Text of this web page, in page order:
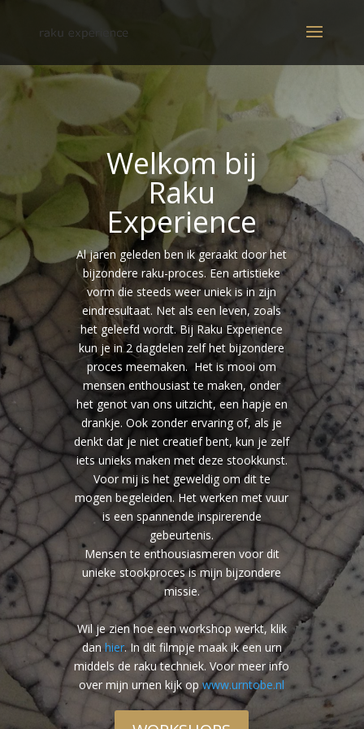
Welkom bij
Raku
Experience
Al jaren geleden ben ik geraakt door het
bijzondere raku-proces. Een artistieke
vorm die steeds weer uniek is in zijn
eindresultaat. Net als een leven, zoals
het geleefd wordt. Bij Raku Experience
kun je in 2 dagdelen zelf het bijzondere
proces meemaken. Het is mooi om
mensen enthousiast te maken, onder
het genot van ons uitzicht, een hapje en
drankje. Ook zonder ervaring of, als je
denkt dat je niet creatief bent, kun je zelf
iets unieks maken met deze stookkunst.
Voor mij is het geweldig om dit te
mogen begeleiden. Het werken met vuur
is een spannende inspirerende
gebeurtenis.
Mensen te enthousiasmeren voor dit
unieke stookproces is mijn bijzondere
missie.
Wil je zien hoe een workshop werkt, klik
danhier. In dit filmpje maak ik een urn
middels de raku techniek. Voor meer info
over mijn urnen kijk opwww.urntobe.nl